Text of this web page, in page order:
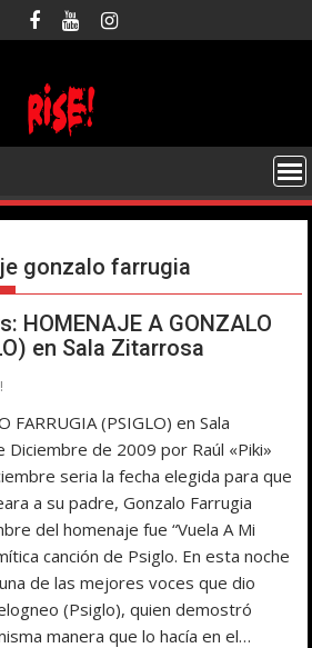
gonzalo farrugia
HOMENAJE A GONZALO
en Sala Zitarrosa
FARRUGIA (PSIGLO) en Sala
de 2009 por Raúl «Piki»
seria la fecha elegida para que
a su padre, Gonzalo Farrugia
del homenaje fue “Vuela A Mi
canción de Psiglo. En esta noche
de las mejores voces que dio
(Psiglo), quien demostró
manera que lo hacía en el…